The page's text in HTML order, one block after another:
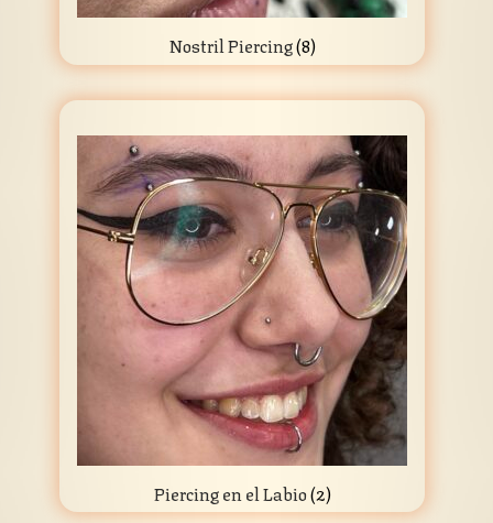
Nostril Piercing(8)
Piercing en el Labio(2)